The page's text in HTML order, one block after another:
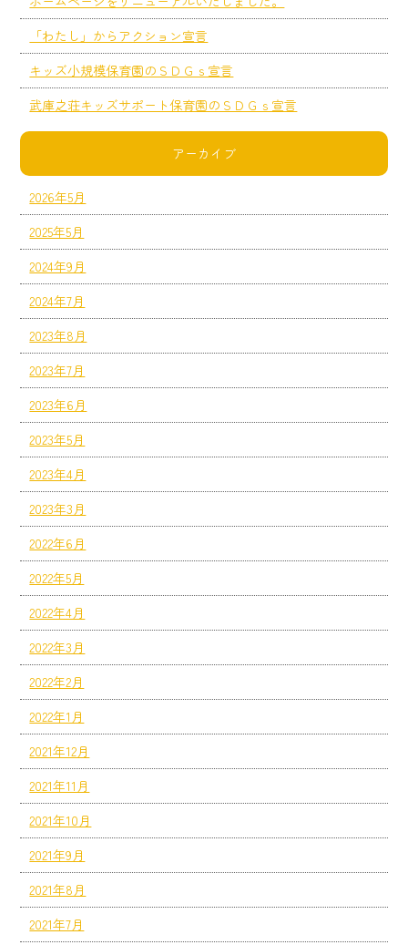
「わたし」からアクション宣言
キッズ小規模保育園のＳＤＧｓ宣言
武庫之荘キッズサポート保育園のＳＤＧｓ宣言
アーカイブ
2026年5月
2025年5月
2024年9月
2024年7月
2023年8月
2023年7月
2023年6月
2023年5月
2023年4月
2023年3月
2022年6月
2022年5月
2022年4月
2022年3月
2022年2月
2022年1月
2021年12月
2021年11月
2021年10月
2021年9月
2021年8月
2021年7月